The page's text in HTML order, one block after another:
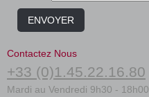
ENVOYER
Contactez Nous
+33 (0)1.45.22.16.80
Mardi au Vendredi 9h30 - 18h00